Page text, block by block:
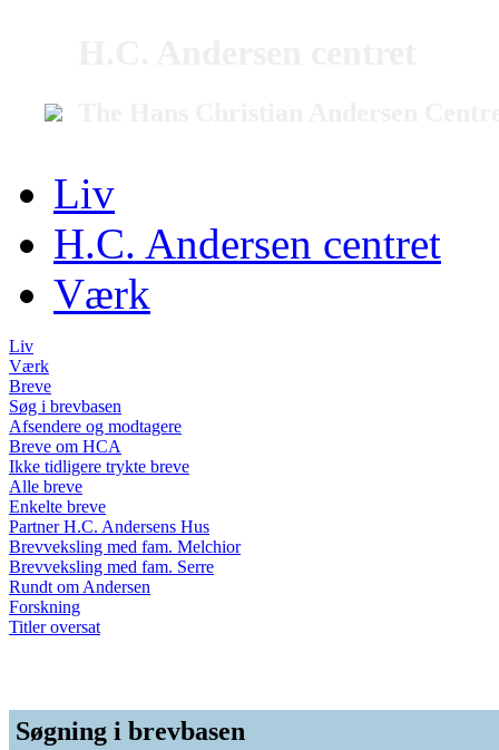
Liv
H.C. Andersen centret
Værk
Liv
Værk
Breve
Søg i brevbasen
Afsendere og modtagere
Breve om HCA
Ikke tidligere trykte breve
Alle breve
Enkelte breve
Partner H.C. Andersens Hus
Brevveksling med fam. Melchior
Brevveksling med fam. Serre
Rundt om Andersen
Forskning
Titler oversat
Søgning i brevbasen